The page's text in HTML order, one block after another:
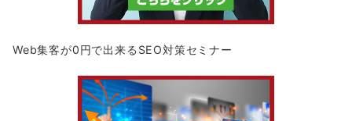
Web集客が0円で出来るSEO対策セミナー